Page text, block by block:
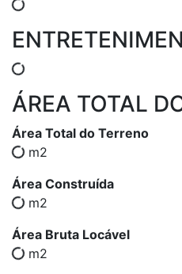
ÁREA TOTAL
Área Total do Terreno
m2
Área Construída
m2
Área Bruta Locável
m2